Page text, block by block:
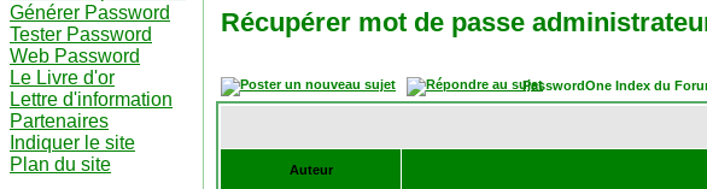
Générer Password
Tester Password
Web Password
Le Livre d'or
Lettre d'information
Partenaires
Indiquer le site
Plan du site
Récupérer mot de passe
PasswordOne Index du
Auteur